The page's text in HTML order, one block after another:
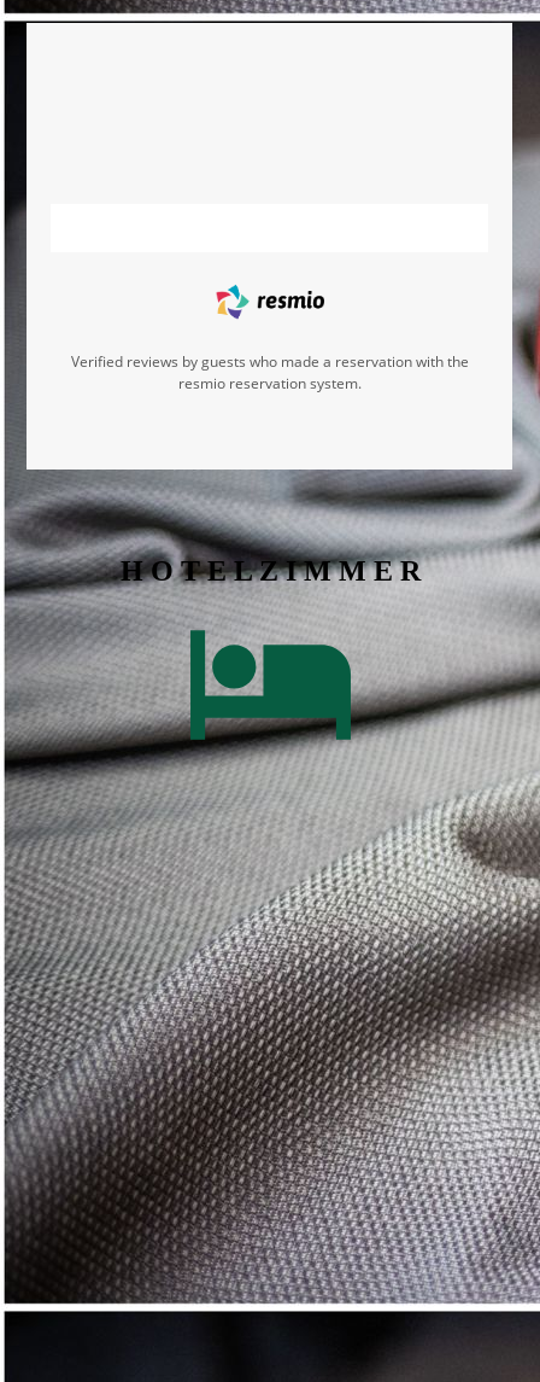
H O T E L Z I M M E R